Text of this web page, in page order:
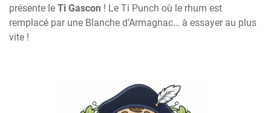
présente le Ti Gascon ! Le Ti Punch où le rhum est
remplacé par une Blanche d’Armagnac… à essayer au plus
vite !